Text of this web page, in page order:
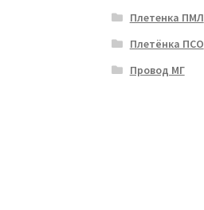
Плетенка ПМЛ
Плетёнка ПСО
Провод МГ